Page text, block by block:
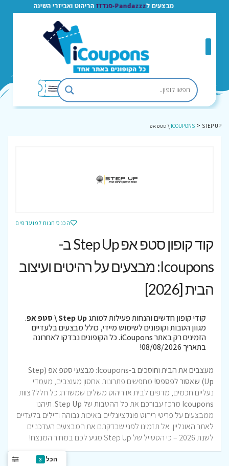
מבצעים לPandazzz-פנדזז הריהוט ואביזרי השינה
ICOUPONS > STEP UP \ סטפ אפ
הכנס חנות למועדפים
קוד קופון סטפ אפ Step Up ב-
Icoupons: מבצעים על רהיטים ועיצוב
הבית [2026]
קודי קופון חדשים והנחות פעילות למותגStep Up \ סטפ אפ
.
מגוון הטבות וקופונים לשימוש מיידי, כולל מבצעים בלעדיים
הזמינים רק באתר iCoupons. כל הקופונים נבדקו לאחרונה
בתאריך 08/08/2026!
מעצבים את הבית וחוסכים ב-Icoupons: מבצעי סטפ אפ (Step
Up) שאסור לפספס!
מחפשים פתרונות אחסון מעוצבים, מעמדי
נעליים חכמים, מדפים לבית או ריהוט משלים שמשדרג כל חלל? צוות
Icoupons מרכז עבורכם את כל ההטבות של Step Up. תיהנו
ממבצעים על פריטי ריהוט פונקציונליים באיכות גבוהה ודילים בלעדיים
לאתר האונליין. אל תזמינו לפני שבדקתם את המבצעים העדכניים
לשנת 2026 – כי הסטייל של Step Up מגיע לכם במחיר המנצח!
הכל 3